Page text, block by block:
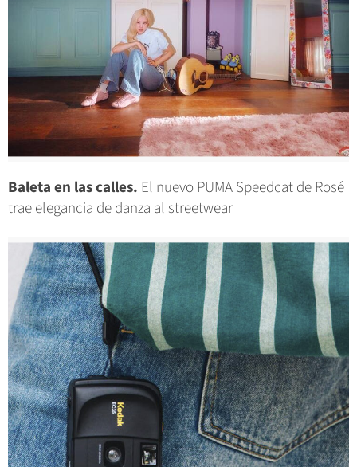
Baleta en las calles. El nuevo PUMA Speedcat de Rosé
trae elegancia de danza al streetwear